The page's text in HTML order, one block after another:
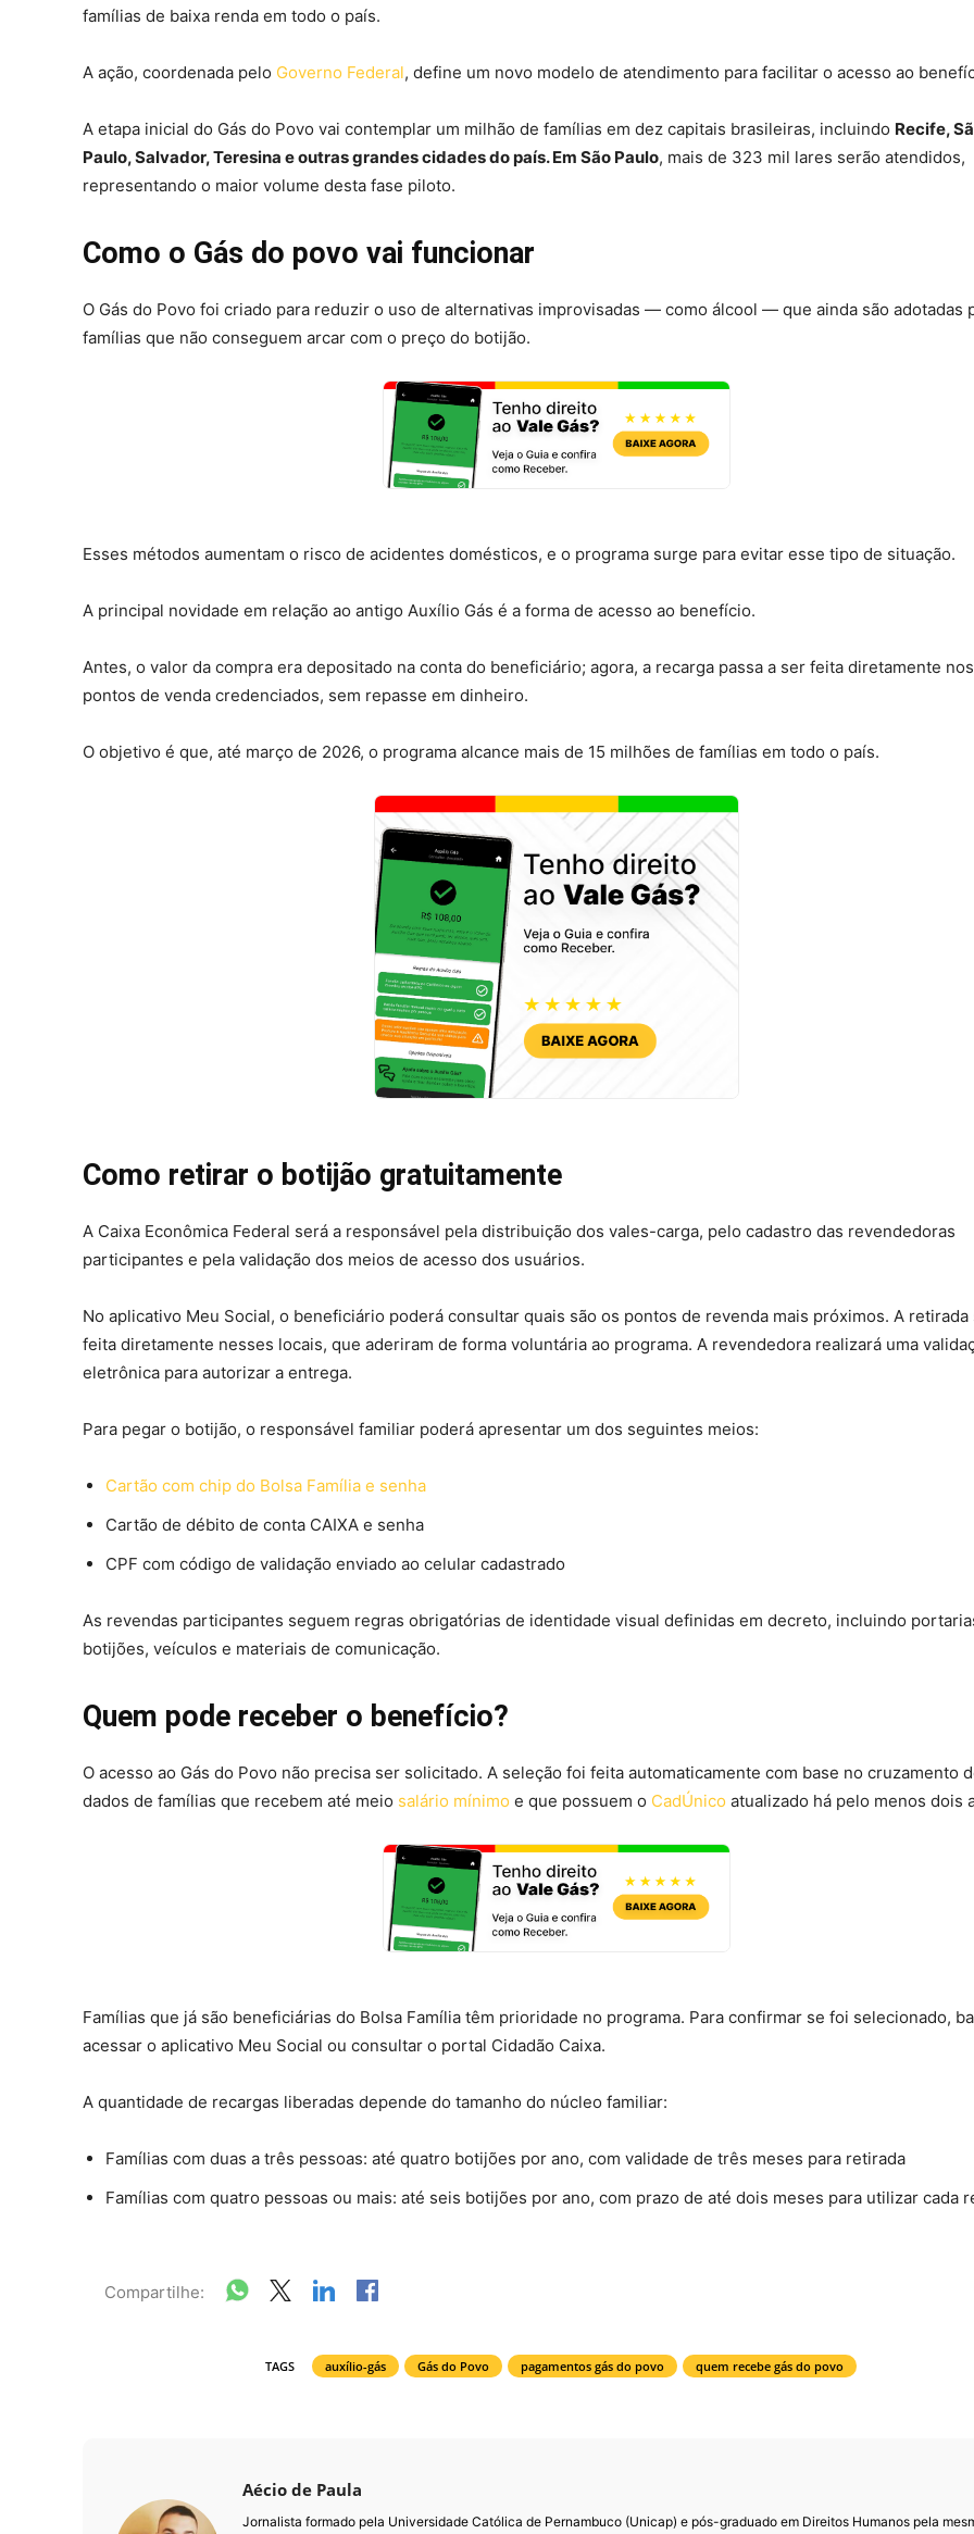
famílias de baixa renda em todo o país.
A ação, coordenada pelo Governo Federal, define um novo modelo de atendimento para facilitar o acesso ao
A etapa inicial do Gás do Povo vai contemplar um milhão de famílias em dez capitais brasileiras, incluindo Recife,
Paulo, Salvador, Teresina e outras grandes cidades do país. Em São Paulo, mais de 323 mil lares serão atendidos,
representando o maior volume desta fase piloto.
Como o Gás do povo vai funcionar
O Gás do Povo foi criado para reduzir o uso de alternativas improvisadas — como álcool — que ainda são adotadas
famílias que não conseguem arcar com o preço do botijão.
Esses métodos aumentam o risco de acidentes domésticos, e o programa surge para evitar esse tipo de situação.
A principal novidade em relação ao antigo Auxílio Gás é a forma de acesso ao benefício.
Antes, o valor da compra era depositado na conta do beneficiário; agora, a recarga passa a ser feita diretamente nos
pontos de venda credenciados, sem repasse em dinheiro.
O objetivo é que, até março de 2026, o programa alcance mais de 15 milhões de famílias em todo o país.
Como retirar o botijão gratuitamente
A Caixa Econômica Federal será a responsável pela distribuição dos vales-carga, pelo cadastro das revendedoras
participantes e pela validação dos meios de acesso dos usuários.
No aplicativo Meu Social, o beneficiário poderá consultar quais são os pontos de revenda mais próximos. A retirada
feita diretamente nesses locais, que aderiram de forma voluntária ao programa. A revendedora realizará uma
eletrônica para autorizar a entrega.
Para pegar o botijão, o responsável familiar poderá apresentar um dos seguintes meios:
Cartão com chip do Bolsa Família e senha
Cartão de débito de conta CAIXA e senha
CPF com código de validação enviado ao celular cadastrado
As revendas participantes seguem regras obrigatórias de identidade visual definidas em decreto, incluindo
botijões, veículos e materiais de comunicação.
Quem pode receber o benefício?
O acesso ao Gás do Povo não precisa ser solicitado. A seleção foi feita automaticamente com base no cruzamento
dados de famílias que recebem até meio salário mínimo e que possuem o CadÚnico atualizado há pelo menos dois
Famílias que já são beneficiárias do Bolsa Família têm prioridade no programa. Para confirmar se foi selecionado,
acessar o aplicativo Meu Social ou consultar o portal Cidadão Caixa.
A quantidade de recargas liberadas depende do tamanho do núcleo familiar:
Famílias com duas a três pessoas: até quatro botijões por ano, com validade de três meses para retirada
Famílias com quatro pessoas ou mais: até seis botijões por ano, com prazo de até dois meses para utilizar cada
Compartilhe:
TAGS auxílio-gás Gás do Povo pagamentos gás do povo quem recebe gás do povo
Aécio de Paula
Jornalista formado pela Universidade Católica de Pernambuco (Unicap) e pós-graduado em Direitos Humanos pela